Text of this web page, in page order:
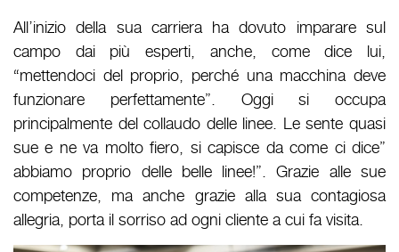
All’inizio della sua carriera ha dovuto imparare sul
campo dai più esperti, anche, come dice lui,
“mettendoci del proprio, perché una macchina deve
funzionare perfettamente”. Oggi si occupa
principalmente del collaudo delle linee. Le sente quasi
sue e ne va molto fiero, si capisce da come ci dice”
abbiamo proprio delle belle linee!”. Grazie alle sue
competenze, ma anche grazie alla sua contagiosa
allegria, porta il sorriso ad ogni cliente a cui fa visita.